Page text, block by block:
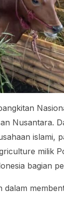
Nusantara.
islami,
milik
bagian
dalam